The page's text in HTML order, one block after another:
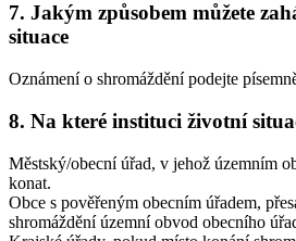
7. Jakým způsobem můžete
situace
Oznámení o shromáždění podejte
8. Na které instituci životní
Městský/obecní úřad, v jehož územním
konat.
Obce s pověřeným obecním úřadem,
shromáždění územní obvod obecního